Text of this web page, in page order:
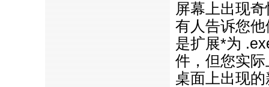
屏幕上出现
有人告诉您他
是扩展*为
件，但您实
桌面上出现